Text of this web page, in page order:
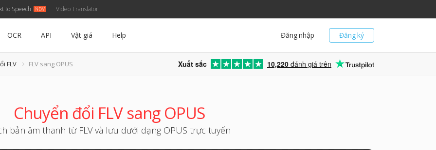
to Speech Video Translator
Đăng ký
Đăng nhập
OCR API Vật giá Help
FLV FLV sang OPUS Xuất sắc 10,220 đánh giá trên
Chuyển đổi FLV sang OPUS
bản âm thanh từ FLV và lưu dưới dạng OPUS trực tuyến